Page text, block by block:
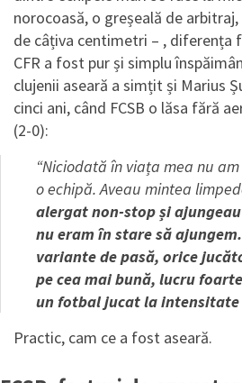
norocoasă, o greșeală de
de câțiva centimetri – , diferența
CFR a fost pur și simplu
clujenii aseară a simțit și Marius
cinci ani, când FCSB o lăsa fără
(2-0):
“Niciodată în viața mea nu
o echipă. Aveau mintea
alergat non-stop și
nu eram în stare să
variante de pasă, orice
pe cea mai bună, lucru
un fotbal jucat la intensitate
Practic, cam ce a fost aseară.